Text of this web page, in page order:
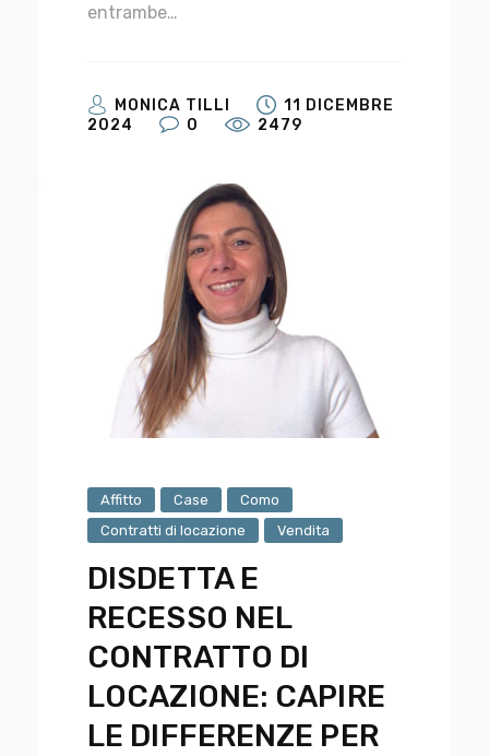
entrambe…
MONICA TILLI
11 DICEMBRE
2024
0 2479
Affitto Case
Como
Contratti di locazione
Vendita
DISDETTA E
RECESSO NEL
CONTRATTO DI
LOCAZIONE: CAPIRE
LE DIFFERENZE PER